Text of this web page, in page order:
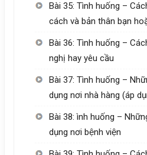
Bài 35: Tình huống –
cách và bản thân bạn
Bài 36: Tình huống –
nghị hay yêu cầu
Bài 37: Tình huống –
dụng nơi nhà hàng (áp
Bài 38: ình huống –
dụng nơi bệnh viện